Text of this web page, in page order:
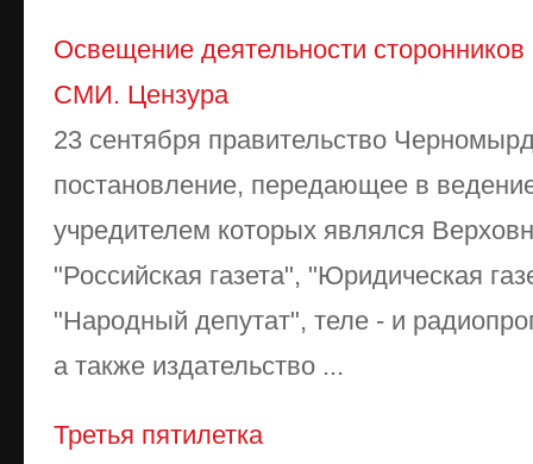
Освещение деятельности
СМИ. Цензура
23 сентября правительство
постановление, передающее в
учредителем которых являлся
"Российская газета", "Юридическая
"Народный депутат", теле - и
а также издательство ...
Третья пятилетка